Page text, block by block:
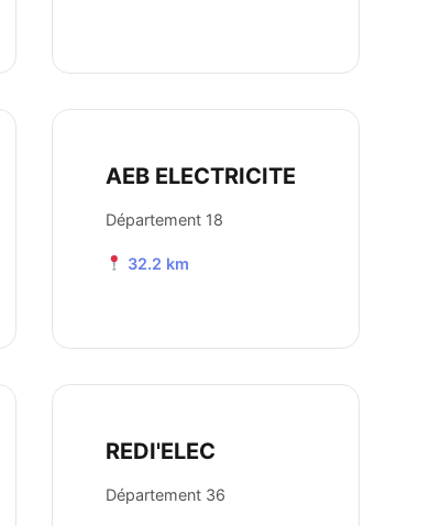
AEB ELECTRICITE
Département 18
32.2 km
REDI'ELEC
Département 36